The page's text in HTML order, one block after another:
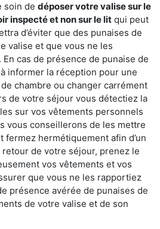
soin de déposer votre valise sur le
inspecté et non sur le lit qui peut
d’éviter que des punaises de
valise et que vous ne les
cas de présence de punaise de
informer la réception pour une
chambre ou changer carrément
de votre séjour vous détectiez la
sur vos vêtements personnels
vous conseillerons de les mettre
fermez hermétiquement afin d’un
de votre séjour, prenez le
vos vêtements et vos
que vous ne les rapportiez
présence avérée de punaises de
de votre valise et de son